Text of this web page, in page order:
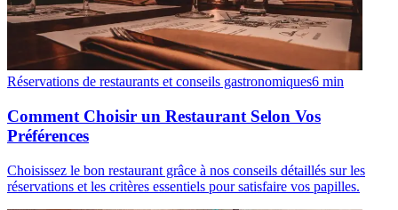
Réservations de restaurants et conseils gastronomiques6 min
Comment Choisir un Restaurant Selon Vos
Préférences
Choisissez le bon restaurant grâce à nos conseils détaillés sur les
réservations et les critères essentiels pour satisfaire vos papilles.